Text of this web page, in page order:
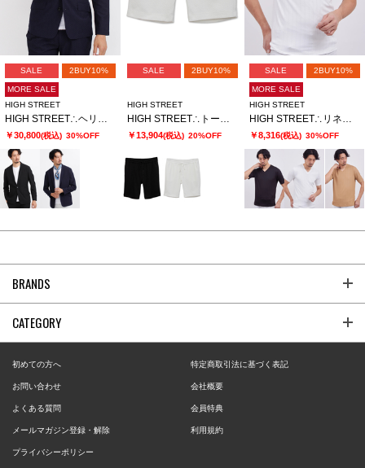
SALE 2BUY10%
MORE SALE
HIGH STREET
HIGH STREET∴ヘリンボンエアリーサッカーJK
￥30,800(税込) 30%OFF
SALE 2BUY10%
HIGH STREET
HIGH STREET∴トーンウェーブショーツ
￥13,904(税込) 20%OFF
SALE 2BUY10%
MORE SALE
HIGH STREET
HIGH STREET∴リネアJQハンソデVネック
￥8,316(税込) 30%OFF
BRANDS
CATEGORY
初めての方へ 特定商取引法に基づく表記
お問い合わせ 会社概要
よくある質問 会員特典
メールマガジン登録・解除 利用規約
プライバシーポリシー